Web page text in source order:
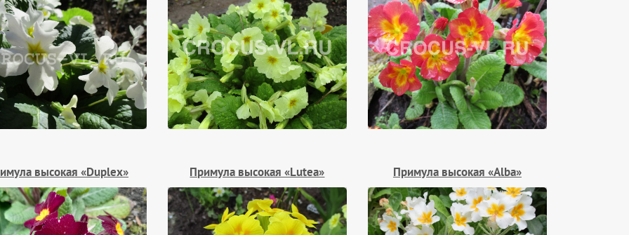
высокая «Duplex» Примула высокая «Lutea» Примула высокая «Alba»